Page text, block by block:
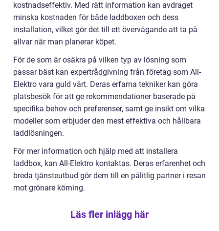
kostnadseffektiv. Med rätt information kan avdraget
minska kostnaden för både laddboxen och dess
installation, vilket gör det till ett övervägande att ta på
allvar när man planerar köpet.
För de som är osäkra på vilken typ av lösning som
passar bäst kan expertrådgivning från företag som All-
Elektro vara guld värt. Deras erfarna tekniker kan göra
platsbesök för att ge rekommendationer baserade på
specifika behov och preferenser, samt ge insikt om vilka
modeller som erbjuder den mest effektiva och hållbara
laddlösningen.
För mer information och hjälp med att installera
laddbox, kan All-Elektro kontaktas. Deras erfarenhet och
breda tjänsteutbud gör dem till en pålitlig partner i resan
mot grönare körning.
Läs fler inlägg här